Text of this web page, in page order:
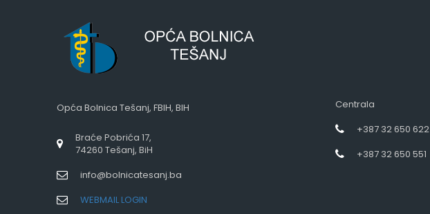
Opća Bolnica Tešanj, FBIH, BIH
Braće Pobrića 17,
74260 Tešanj, BiH
info@bolnicatesanj.ba
WEBMAIL LOGIN
Centrala
+387 32 650 622
+387 32 650 551